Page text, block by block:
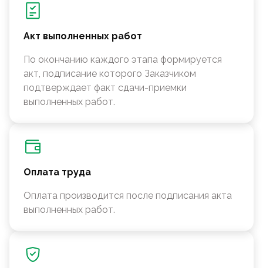
Акт выполненных работ
По окончанию каждого этапа формируется
акт, подписание которого Заказчиком
подтверждает факт сдачи-приемки
выполненных работ.
Оплата труда
Оплата производится после подписания акта
выполненных работ.